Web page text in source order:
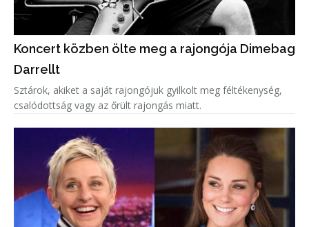
Koncert közben ölte meg a rajongója Dimebag
Darrellt
Sztárok, akiket a saját rajongójuk gyilkolt meg féltékenység,
csalódottság vagy az őrült rajongás miatt.